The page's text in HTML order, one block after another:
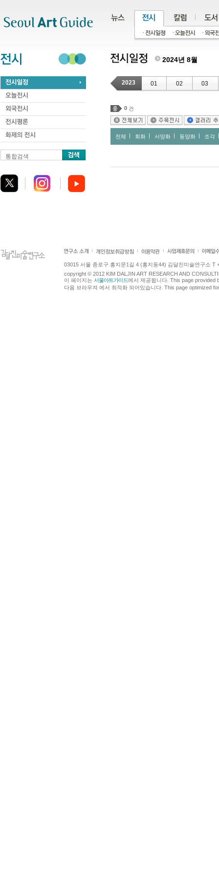
통합검색
2024년 8월
2023 01 02 03
0 건
전체 회화 서양화 동양화 조각
03015 서울 종로구 홍지문1길 4 (홍지동44) 김달진미술연구소 T
copyright © 2012 KIM DALJIN ART RESEARCH AND
이 페이지는 서울아트가이드에서 제공됩니다. This page provided
다음 브라우져 에서 최적화 되어있습니다. This page optimized